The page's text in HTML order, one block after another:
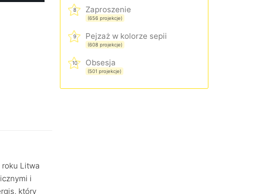
roku Litwa
i
który
8 Zaproszenie
(656 projekcje)
9 Pejzaż w kolorze sepii
(608 projekcje)
10 Obsesja
(501 projekcje)